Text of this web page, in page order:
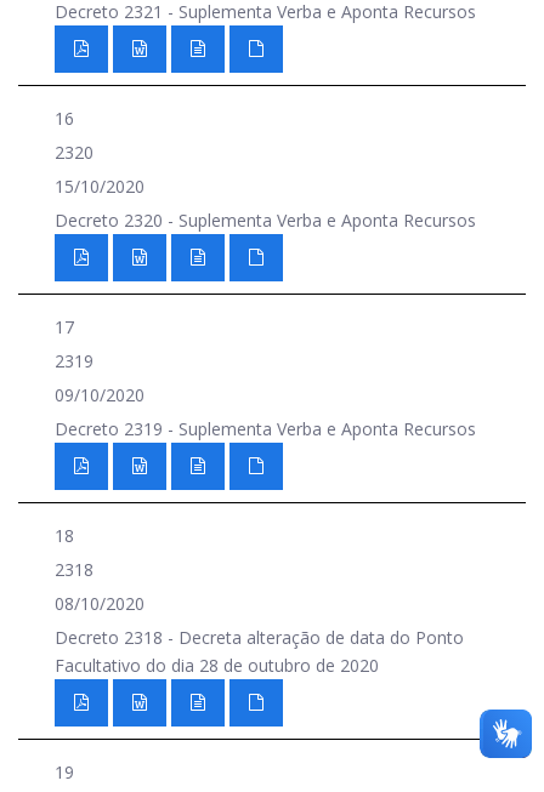
Decreto 2321 - Suplementa Verba e Aponta Recursos
16
2320
15/10/2020
Decreto 2320 - Suplementa Verba e Aponta Recursos
17
2319
09/10/2020
Decreto 2319 - Suplementa Verba e Aponta Recursos
18
2318
08/10/2020
Decreto 2318 - Decreta alteração de data do Ponto
Facultativo do dia 28 de outubro de 2020
19